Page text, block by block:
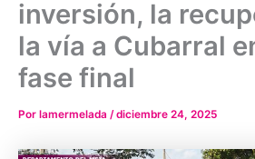
inversión, la
la vía a Cubarral
fase final
Por lamermelada /diciembre 24, 2025